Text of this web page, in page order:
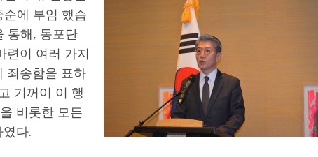
에 부임 했습
통해, 동포단
련이 여러 가지
죄송함을 표하
기꺼이 이 행
비롯한 모든
다.